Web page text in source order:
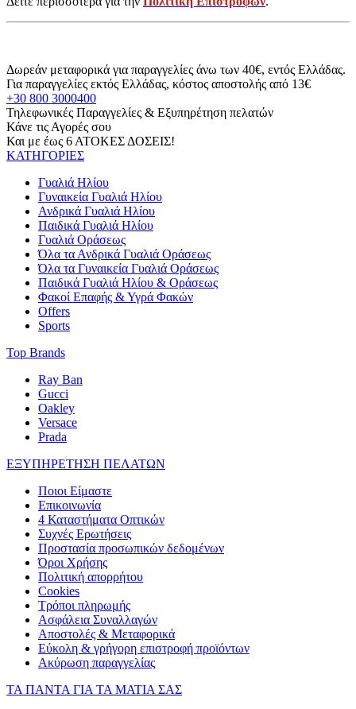
Δωρεάν μεταφορικά για παραγγελίες άνω των 40€, εντός Ελλάδας.
Για παραγγελίες εκτός Ελλάδας, κόστος αποστολής από 13€
+30 800 3000400
Τηλεφωνικές Παραγγελίες & Εξυπηρέτηση πελατών
Κάνε τις Αγορές σου
Και με έως 6 ΑΤΟΚΕΣ ΔΟΣΕΙΣ!
ΚΑΤΗΓΟΡΙΕΣ
Γυαλιά Ηλίου
Γυναικεία Γυαλιά Ηλίου
Ανδρικά Γυαλιά Ηλίου
Παιδικά Γυαλιά Ηλίου
Γυαλιά Οράσεως
Όλα τα Ανδρικά Γυαλιά Οράσεως
Όλα τα Γυναικεία Γυαλιά Οράσεως
Παιδικά Γυαλιά Ηλίου & Οράσεως
Φακοί Επαφής & Υγρά Φακών
Offers
Sports
Top Brands
Ray Ban
Gucci
Oakley
Versace
Prada
ΕΞΥΠΗΡΕΤΗΣΗ ΠΕΛΑΤΩΝ
Ποιοι Είμαστε
Επικοινωνία
4 Καταστήματα Οπτικών
Συχνές Ερωτήσεις
Προστασία προσωπικών δεδομένων
Όροι Χρήσης
Πολιτική απορρήτου
Cookies
Τρόποι πληρωμής
Ασφάλεια Συναλλαγών
Αποστολές & Μεταφορικά
Εύκολη & γρήγορη επιστροφή προϊόντων
Ακύρωση παραγγελίας
ΤΑ ΠΑΝΤΑ ΓΙΑ ΤΑ ΜΑΤΙΑ ΣΑΣ